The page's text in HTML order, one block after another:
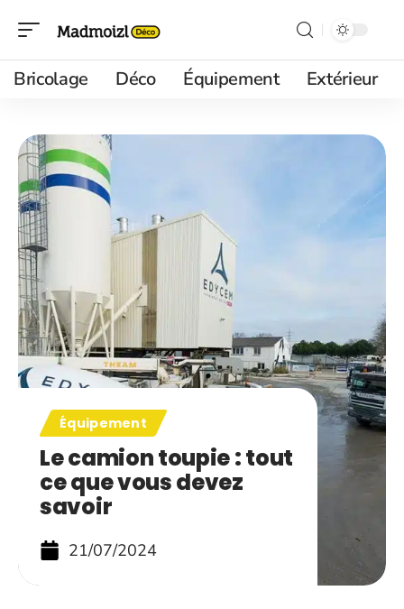
Bricolage Déco Équipement Extérieur
Équipement
Le camion toupie : tout
ce que vous devez
savoir
21/07/2024